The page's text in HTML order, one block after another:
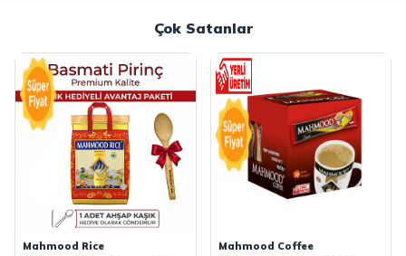
Çok Satanlar
Mahmood Rice Mahmood Coffee